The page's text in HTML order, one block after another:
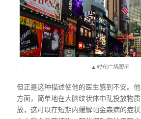
▲时代广场图示
但正是这种描述使他的医生感到不安。
方面，简单地在大脑纹状体中乱投放物
放，这可以在短期内缓解帕金森病的症